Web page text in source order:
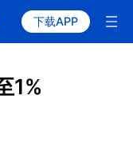
下载APP
1%